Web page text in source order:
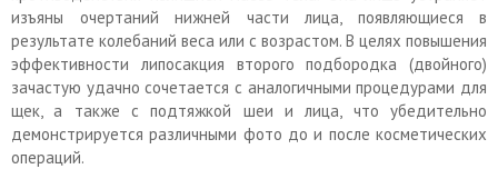
изъяны очертаний нижней части лица, появляющиеся в
результате колебаний веса или с возрастом. В целях повышения
эффективности липосакция второго подбородка (двойного)
зачастую удачно сочетается с аналогичными процедурами для
щек, а также с подтяжкой шеи и лица, что убедительно
демонстрируется различными фото до и после косметических
операций.